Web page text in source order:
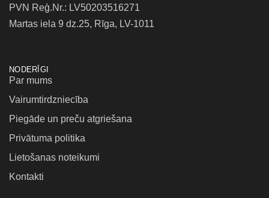
PVN Reģ.Nr.: LV50203516271
Martas iela 9 dz.25, Rīga, LV-1011
NODERĪGI
Par mums
Vairumtirdzniecība
Piegāde un preču atgriešana
Privātuma politika
Lietošanas noteikumi
Kontakti